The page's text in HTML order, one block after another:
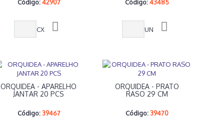
Código: 42907
CX
Código: 43485
UN
ORQUIDEA - APARELHO
JANTAR 20 PCS
Código: 39467
ORQUIDEA - PRATO
RASO 29 CM
Código: 39470